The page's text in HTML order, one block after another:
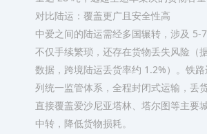
对比陆运：覆盖更广且安全性高​
中爱之间的陆运需经多国辗转，涉及 5-
不仅手续繁琐，还存在货物丢失风险（
数据，跨境陆运丢货率约 1.2%）。铁
列统一监管体系，全程封闭式运输，丢
直接覆盖爱沙尼亚塔林、塔尔图等主要
中转，降低货物损耗。​